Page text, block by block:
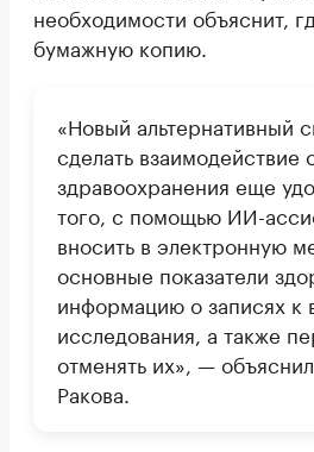
необходимости объяснит,
бумажную копию.
«Новый альтернативный
сделать взаимодействие
здравоохранения еще
того, с помощью ИИ-
вносить в электронную
основные показатели
информацию о записях к
исследования, а также
отменять их», —
Ракова.